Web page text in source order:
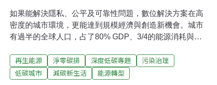
如果能解決隱私、公平及可靠性問題，數位解決方案在高
密度的城市環境，更能達到規模經濟與創造新機會。城市
有過半的全球人口，占了80% GDP、3/4的能源消耗與超
裡。城市的減碳是巨大且重要的課題。國際能源署
IEA《Empowering Cities for a Net Zero Future》報告針對
再生能源 淨零碳排 深度低碳專題
污染治理
低碳城市
減碳新生活 能源轉型